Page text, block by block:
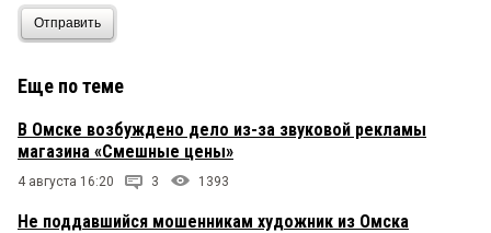
Отправить
Еще по теме
В Омске возбуждено дело из-за звуковой рекламы
магазина «Смешные цены»
4 августа 16:20 3 1393
Не поддавшийся мошенникам художник из Омска